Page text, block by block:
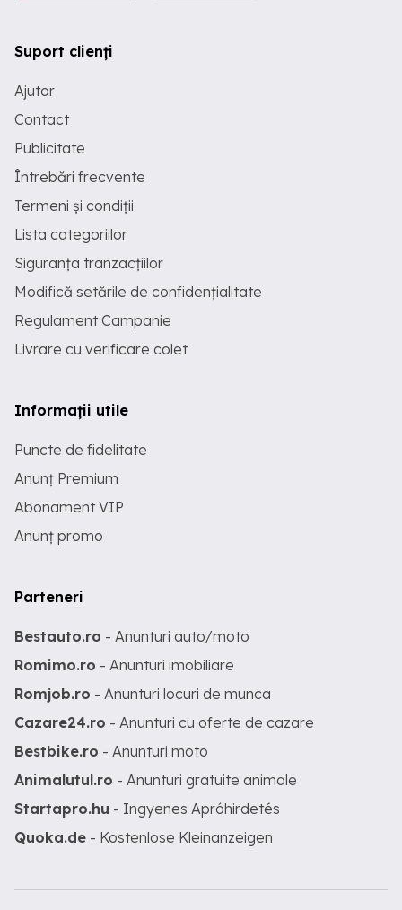
Suport clienți
Ajutor
Contact
Publicitate
Întrebări frecvente
Termeni și condiții
Lista categoriilor
Siguranța tranzacțiilor
Modifică setările de confidențialitate
Regulament Campanie
Livrare cu verificare colet
Informații utile
Puncte de fidelitate
Anunț Premium
Abonament VIP
Anunț promo
Parteneri
Bestauto.ro - Anunturi auto/moto
Romimo.ro - Anunturi imobiliare
Romjob.ro - Anunturi locuri de munca
Cazare24.ro - Anunturi cu oferte de cazare
Bestbike.ro - Anunturi moto
Animalutul.ro - Anunturi gratuite animale
Startapro.hu - Ingyenes Apróhirdetés
Quoka.de - Kostenlose Kleinanzeigen